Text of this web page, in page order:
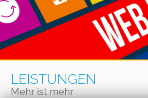
LEISTUNGEN
Mehr ist mehr